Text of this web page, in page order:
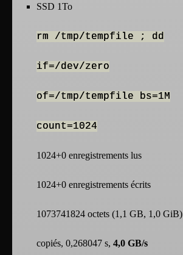
SSD 1To
rm /tmp/tempfile ; dd
if=/dev/zero
of=/tmp/tempfile bs=1M
count=1024
1024+0 enregistrements lus
1024+0 enregistrements écrits
1073741824 octets (1,1 GB, 1,0 GiB)
copiés, 0,268047 s, 4,0 GB/s